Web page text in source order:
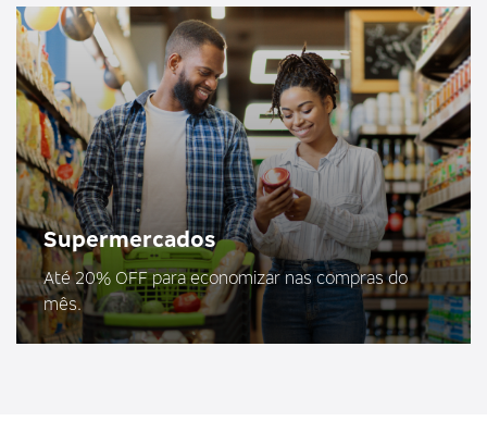
Supermercados
Até 20% OFF para economizar nas compras do
mês.